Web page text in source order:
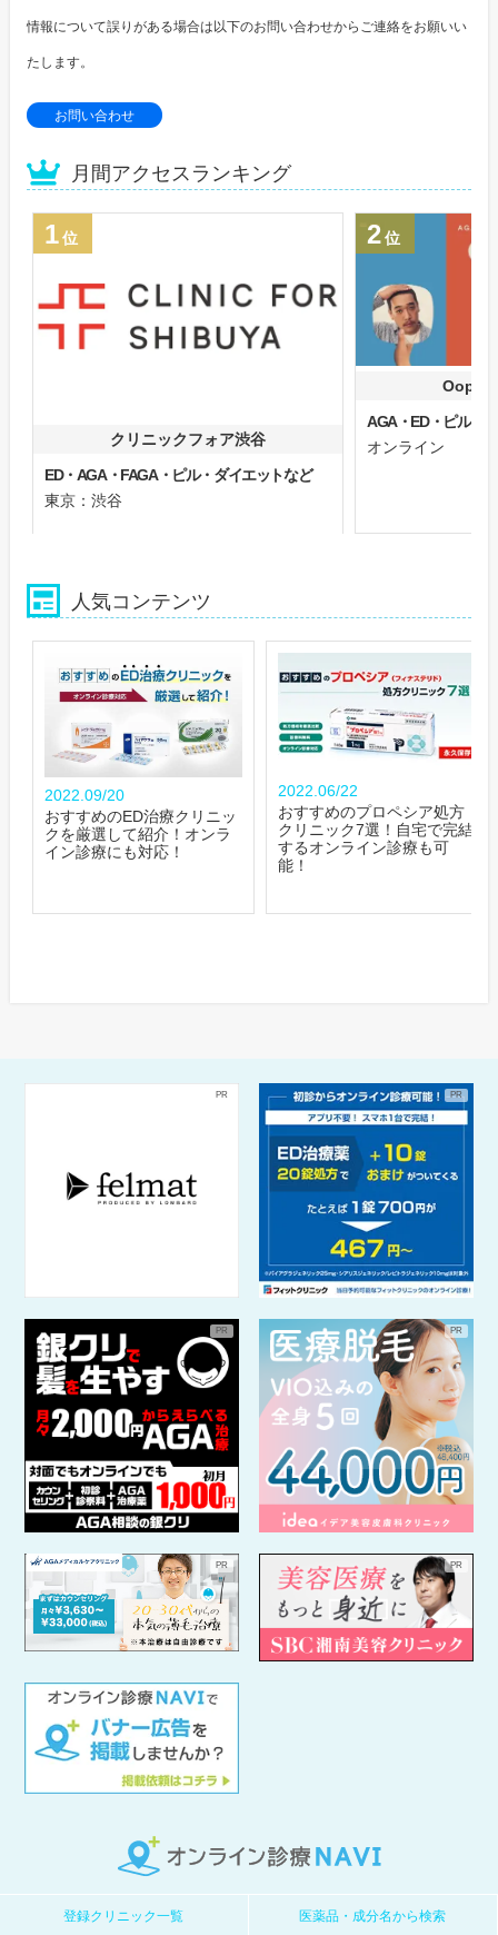
情報について誤りがある場合は以下のお問い合わせからご連絡をお願いい
たします。
お問い合わせ
月間アクセスランキング
1位
クリニックフォア渋谷
ED・AGA・FAGA・ピル・ダイエットなど
東京：渋谷
2位
Oops
AGA・ED・ピル
オンライン
人気コンテンツ
2022.09/20
おすすめのED治療クリニッ
クを厳選して紹介！オンラ
イン診療にも対応！
2022.06/22
おすすめのプロペシア処方
クリニック7選！自宅で完結
するオンライン診療も可
能！
登録クリニック一覧 医薬品・成分名から検索